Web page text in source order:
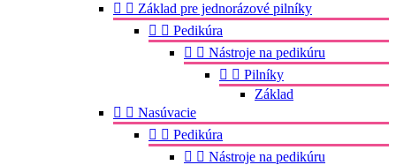
  Základ pre jednorázové pilníky
  Pedikúra
  Nástroje na pedikúru
  Pilníky
Základ
  Nasúvacie
  Pedikúra
  Nástroje na pedikúru